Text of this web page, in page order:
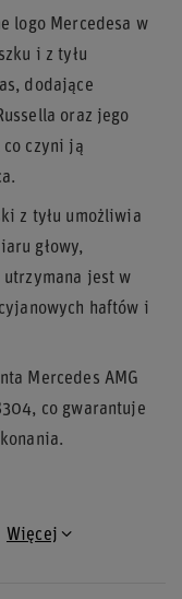
logo Mercedesa w
i z tyłu
dodające
oraz jego
co czyni ją
z tyłu umożliwia
głowy,
jest w
haftów i
Mercedes AMG
co gwarantuje
Więcej